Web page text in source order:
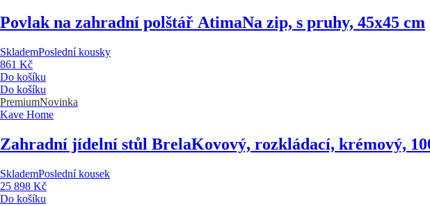
Povlak na zahradní polštář AtimaNa zip, s pruhy, 45x45 cm
SklademPoslední kousky
861 Kč
Do košíku
Do košíku
PremiumNovinka
Kave Home
Zahradní jídelní stůl BrelaKovový, rozkládací, krémový,
SklademPoslední kousek
25 898 Kč
Do košíku